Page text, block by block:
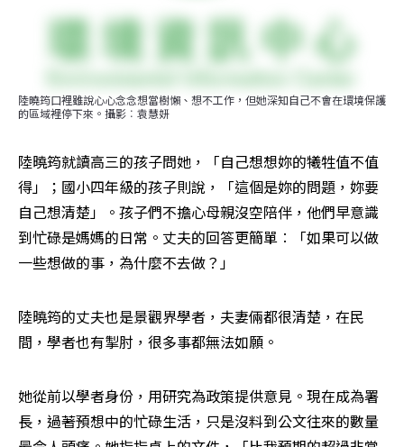
陸曉筠口裡雖說心心念念想當樹懶、想不工作，但她深知自己不會在環境保護
的區域裡停下來。攝影︰袁慧妍
陸曉筠就讀高三的孩子問她，「自己想想妳的犧牲值不值
得」；國小四年級的孩子則說，「這個是妳的問題，妳要
自己想清楚」。孩子們不擔心母親沒空陪伴，他們早意識
到忙碌是媽媽的日常。丈夫的回答更簡單︰「如果可以做
一些想做的事，為什麼不去做？」
陸曉筠的丈夫也是景觀界學者，夫妻倆都很清楚，在民
間，學者也有掣肘，很多事都無法如願。
她從前以學者身份，用研究為政策提供意見。現在成為署
長，過著預想中的忙碌生活，只是沒料到公文往來的數量